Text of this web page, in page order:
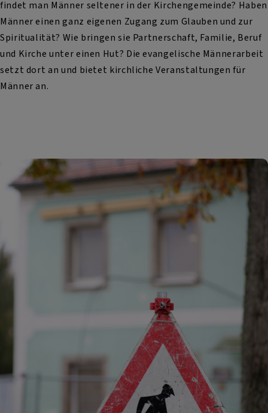
findet man Männer seltener in der Kirchengemeinde? Haben
Männer einen ganz eigenen Zugang zum Glauben und zur
Spiritualität? Wie bringen sie Partnerschaft, Familie, Beruf
und Kirche unter einen Hut? Die evangelische Männerarbeit
setzt dort an und bietet kirchliche Veranstaltungen für
Männer an.